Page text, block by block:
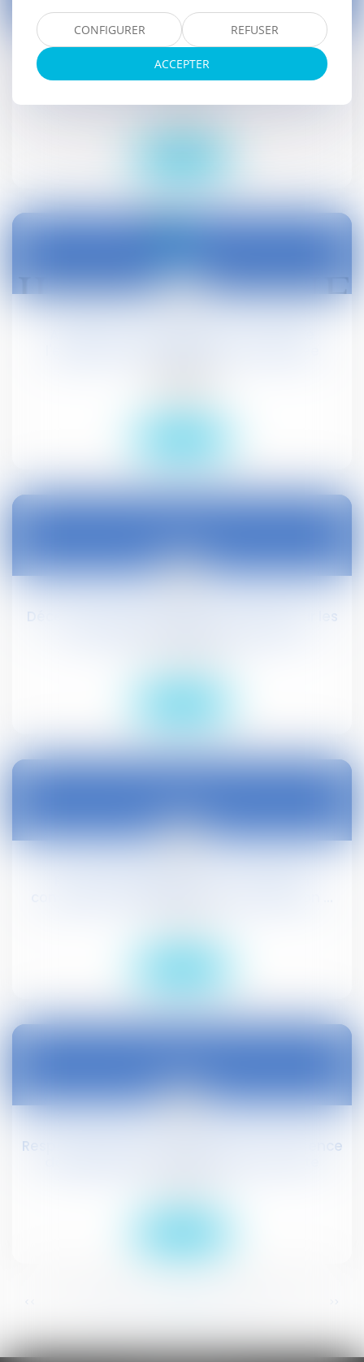
Mise en demeure de l'Urssaf : la nécessaire
mention du délai d'acquittement d’une dette
21
janv.
21
Décès du majeur protégé : incidences sur les
20
20
Responsabilité de la collectivité pour absence
20
CONFIGURER REFUSER
ACCEPTER